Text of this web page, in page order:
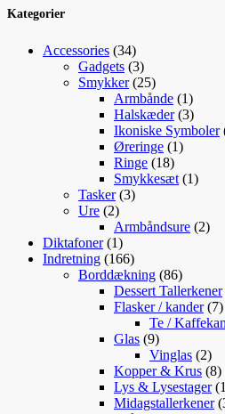
Kategorier
Accessories 3434
varer
Gadgets 33
varer
Smykker 2525
varer
Armbånde 11
vare
Halskæder 33
varer
Ikoniske Symboler
Øreringe 11
Ringe 1818
varer
Smykkesæt 11
Tasker 33
Ure 22
varer
Armbåndsure 22
Diktafoner 11
vare
Indretning 166166
varer
Borddækning 8686
varer
Dessert Tallerkener
Flasker / kander 77
Te /
Glas 99
varer
Vinglas 22
Kopper & Krus 88
Lys & Lysestager
Midagstallerkener